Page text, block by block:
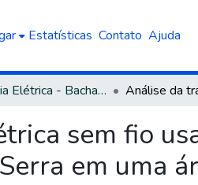
Estatísticas Contato Ajuda
Engenharia Elétrica - Bacharelado
sem fio
em uma